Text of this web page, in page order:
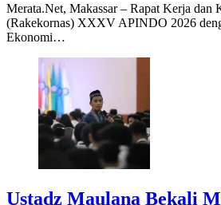
Merata.Net, Makassar – Rapat Kerja dan
(Rakekornas) XXXV APINDO 2026
Ekonomi…
Ustadz Maulana Bekali